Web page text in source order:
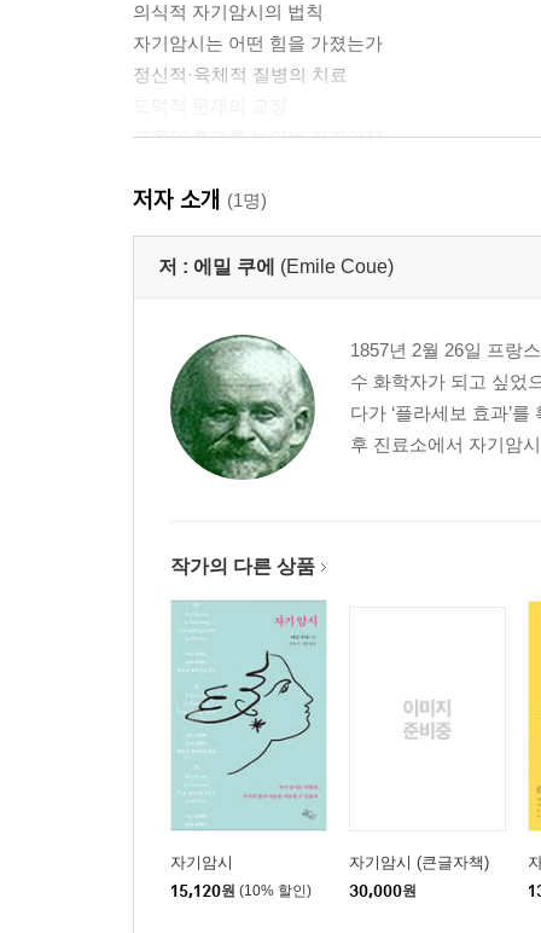
의식적 자기암시의 법칙
자기암시는 어떤 힘을 가졌는가
정신적·육체적 질병의 치료
교육의 효과를 높이는 자기암시
제2부
의식적 자기암시의 수행법 1
의식적 자기암시의 수행법 2
의식적 자기암시의 수행에 관한 몇 가지 물음 1
의식적 자기암시의 수행에 관한 몇 가지 물음 2
에밀 쿠에에게 온 편지
자신에게 신뢰받는 사람이 되라
신나게 일하고 즐겁게 쉬어라
진정으로 강한 것은 조용한 믿음이다
새로운 나를 위한 열한 가지 습관
새로운 나를 위한 열세 가지 행동 규칙
긍정적인 생각을 가져라
살아갈 이유를 만들어라
마음 먹었을 때 바로 시작하라
긍정적인 질문을 던져라
스트레스를 지배하라
현실을 있는 그대로 받아들여라
저자 소개 (1명)
저 : 에밀 쿠에 (Emile Coue)
1857년 2월 26일 프랑
수 화학자가 되고 싶었
다가 ‘플라세보 효과’
후 진료소에서 자기암
작가의 다른 상품
자기암시
15,120원 (10% 할인)
자기암시 (큰글자책)
30,000원